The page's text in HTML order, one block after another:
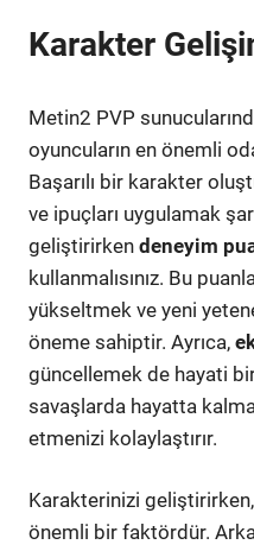
Karakter
Metin2 PVP
oyuncuların en önemli
Başarılı bir karakter
ve ipuçları uygulamak
geliştirirken deneyim
kullanmalısınız. Bu
yükseltmek ve yeni
öneme sahiptir. Ayrıca,
güncellemek de hayati
savaşlarda hayatta
etmenizi kolaylaştırır.
Karakterinizi geliştirirken,
önemli bir faktördür.